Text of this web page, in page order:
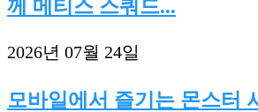
께 메티스 스쿼드...
2026년 07월 24일
모바일에서 즐기는 몬스터